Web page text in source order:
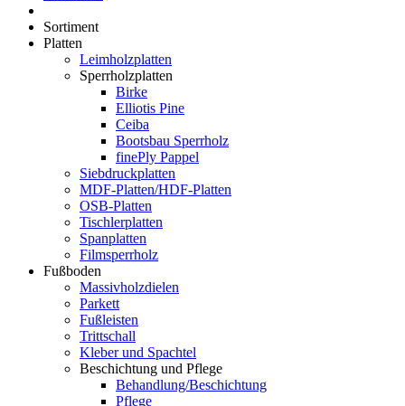
Sortiment
Platten
Leimholzplatten
Sperrholzplatten
Birke
Elliotis Pine
Ceiba
Bootsbau Sperrholz
finePly Pappel
Siebdruckplatten
MDF-Platten/HDF-Platten
OSB-Platten
Tischlerplatten
Spanplatten
Filmsperrholz
Fußboden
Massivholzdielen
Parkett
Fußleisten
Trittschall
Kleber und Spachtel
Beschichtung und Pflege
Behandlung/Beschichtung
Pflege